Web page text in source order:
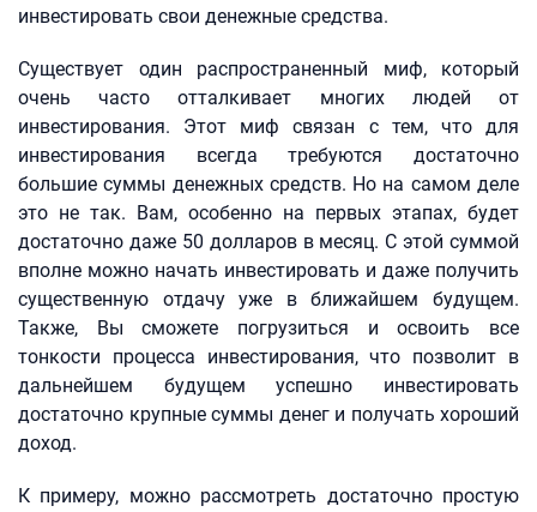
инвестировать свои денежные средства.
Существует один распространенный миф, который
очень часто отталкивает многих людей от
инвестирования. Этот миф связан с тем, что для
инвестирования всегда требуются достаточно
большие суммы денежных средств. Но на самом деле
это не так. Вам, особенно на первых этапах, будет
достаточно даже 50 долларов в месяц. С этой суммой
вполне можно начать инвестировать и даже получить
существенную отдачу уже в ближайшем будущем.
Также, Вы сможете погрузиться и освоить все
тонкости процесса инвестирования, что позволит в
дальнейшем будущем успешно инвестировать
достаточно крупные суммы денег и получать хороший
доход.
К примеру, можно рассмотреть достаточно простую